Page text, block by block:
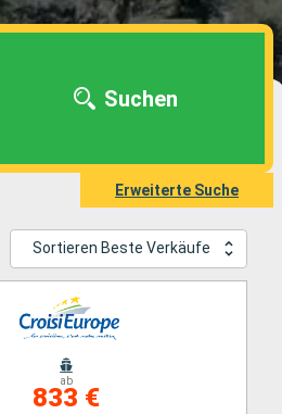
Suchen
Erweiterte Suche
Sortieren Beste Verkäufe
ab
833 €